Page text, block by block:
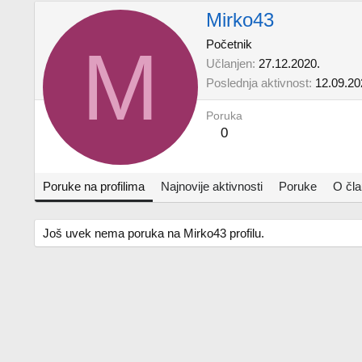
M
Mirko43
Početnik
Učlanjen 27.12.2020.
Poslednja aktivnost
Poruka
0
Poruke na profilima Najnovije aktivnosti Poruke O
Još uvek nema poruka na Mirko43 profilu.